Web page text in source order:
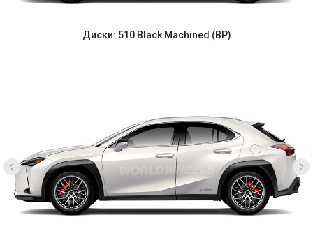
Диски: 510 Black Machined (BP)